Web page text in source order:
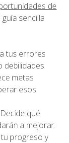
de
sencilla
tus errores
metas
esos
Decide qué
a mejorar.
tu progreso y